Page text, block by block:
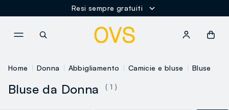
Resi sempre gratuiti
Home Donna Abbigliamento Camicie e bluse Bluse
Bluse da Donna ( 1 )